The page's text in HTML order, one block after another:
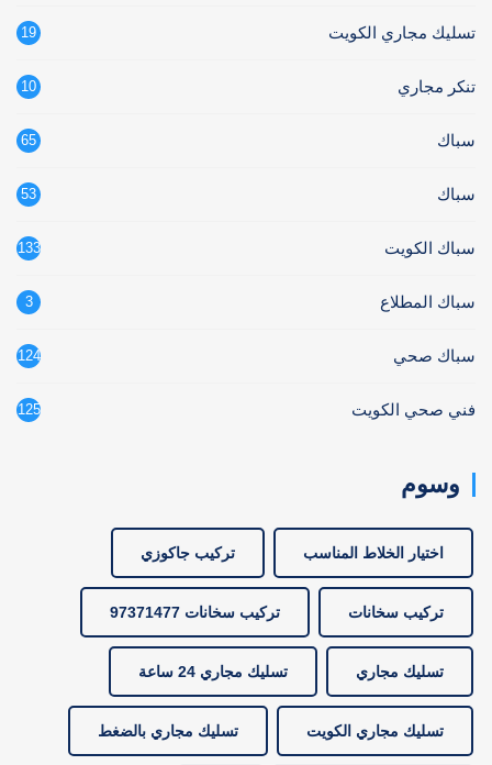
تسليك مجاري الكويت 19
تنكر مجاري 10
سباك 65
سباك 53
سباك الكويت 133
سباك المطلاع 3
سباك صحي 124
فني صحي الكويت 125
وسوم
اختيار الخلاط المناسب تركيب جاكوزي
تركيب سخانات تركيب سخانات 97371477
تسليك مجاري تسليك مجاري 24 ساعة
تسليك مجاري الكويت تسليك مجاري بالضغط